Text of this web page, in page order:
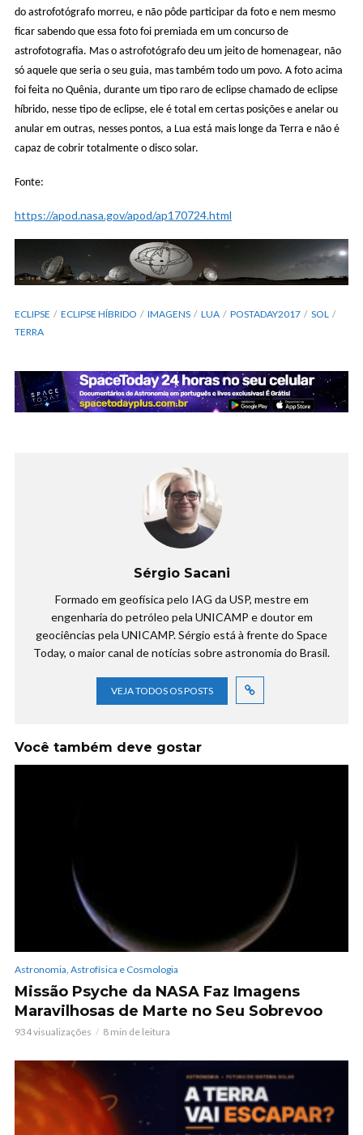
do astrofotógrafo morreu, e não pôde participar da foto e nem mesmo
ficar sabendo que essa foto foi premiada em um concurso de
astrofotografia. Mas o astrofotógrafo deu um jeito de homenagear, não
só aquele que seria o seu guia, mas também todo um povo. A foto acima
foi feita no Quênia, durante um tipo raro de eclipse chamado de eclipse
híbrido, nesse tipo de eclipse, ele é total em certas posições e anelar ou
anular em outras, nesses pontos, a Lua está mais longe da Terra e não é
capaz de cobrir totalmente o disco solar.
Fonte:
https://apod.nasa.gov/apod/ap170724.html
ECLIPSE ECLIPSE HÍBRIDO IMAGENS LUA POSTADAY2017
SOL
TERRA
Sérgio Sacani
Formado em geofísica pelo IAG da USP, mestre em
engenharia do petróleo pela UNICAMP e doutor em
geociências pela UNICAMP. Sérgio está à frente do Space
Today, o maior canal de notícias sobre astronomia do Brasil.
VEJA TODOS OS POSTS
Você também deve gostar
Astronomia, Astrofísica e Cosmologia
Missão Psyche da NASA Faz Imagens
Maravilhosas de Marte no Seu Sobrevoo
934 visualizações 8 min de leitura